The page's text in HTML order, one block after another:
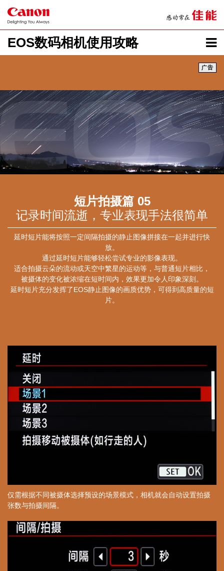
EOS数码相机使用攻略
短片拍摄篇 05
记录时间流逝，专业表现手法很简单
延时短片能将按照一定间隔拍摄的静止图像拼接在一起并进行快
放。
通过延时短片能够轻松尝试专业的影像表现。
适合拍摄云朵的流动或天空中繁星的运动等，与普通短片相比，
被摄体的变化被浓缩在短时间内，效果更加令人印象深刻。
延时短片充分发挥了EOS静止图像的画质优势，可得到高质量的短
片。
仅需根据不同被摄体选择预设的场景模式，相机就会自动设置拍摄
张数与拍摄间隔。